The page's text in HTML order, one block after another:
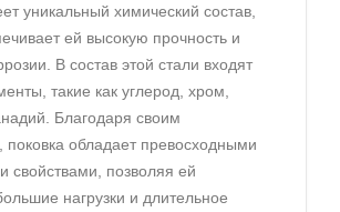
уникальный химический состав,
ей высокую прочность и
В состав этой стали входят
такие как углерод, хром,
Благодаря своим
поковка обладает превосходными
свойствами, позволяя ей
нагрузки и длительное